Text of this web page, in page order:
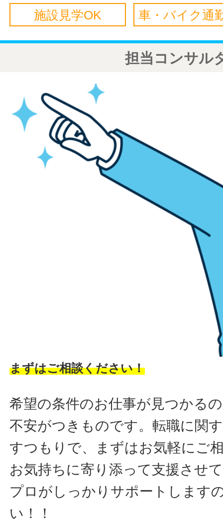
施設見学OK 車・バイク通
担当コンサル
まずはご相談ください！
希望の条件のお仕事が見つかる
不安がつきものです。転職に関
すつもりで、まずはお気軽にご
お気持ちに寄り添って支援させ
プロがしっかりサポートします
い！！